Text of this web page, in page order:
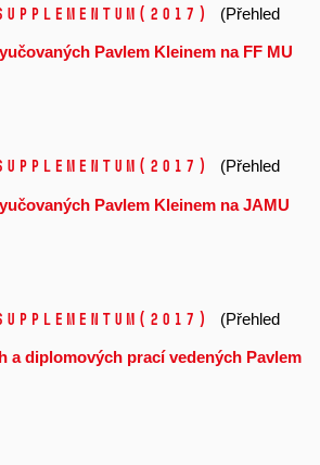
(2017)
(Přehled
Pavlem Kleinem na FF MU
(2017)
(Přehled
Pavlem Kleinem na JAMU
(2017)
(Přehled
a diplomových prací vedených Pavlem